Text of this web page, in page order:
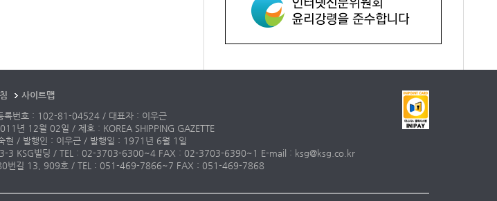
사이트맵
록번호 : 102-81-04524 / 대표자 : 이우근
년 12월 02일 / 제호 : KOREA SHIPPING GAZETTE
현 / 발행인 : 이우근 / 발행일 : 1971년 6월 1일
3 KSG빌딩 / TEL : 02-3703-6300~4 FAX : 02-3703-6390~1 E-mail : ksg@ksg.co.kr
번길 13, 909호 / TEL : 051-469-7866~7 FAX : 051-469-7868